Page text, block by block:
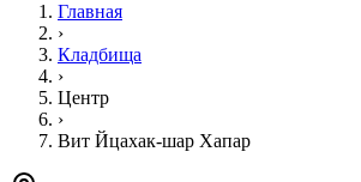
Главная
›
Кладбища
›
Центр
›
Вит Йцахак-шар Хапар